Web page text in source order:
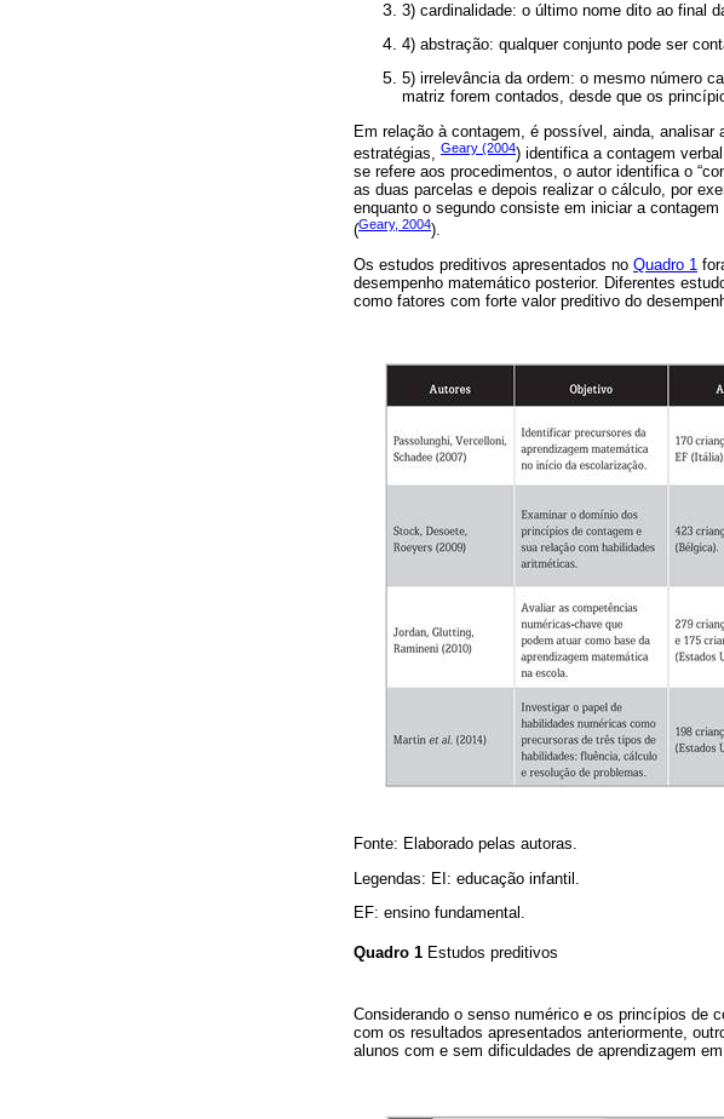
3) cardinalidade: o último nome dito ao final
4) abstração: qualquer conjunto pode ser
5) irrelevância da ordem: o mesmo número
matriz forem contados, desde que os
Em relação à contagem, é possível, ainda,
estratégias, Geary (2004) identifica a contagem
se refere aos procedimentos, o autor identifica o
as duas parcelas e depois realizar o cálculo, por
enquanto o segundo consiste em iniciar a
(Geary, 2004).
Os estudos preditivos apresentados no Quadro 1
desempenho matemático posterior. Diferentes
como fatores com forte valor preditivo do
Fonte: Elaborado pelas autoras.
Legendas: EI: educação infantil.
EF: ensino fundamental.
Quadro 1 Estudos preditivos
Considerando o senso numérico e os princípios de
com os resultados apresentados anteriormente,
alunos com e sem dificuldades de aprendizagem